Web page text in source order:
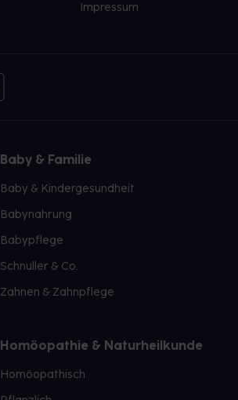
Impressum
Baby & Familie
Baby & Kindergesundheit
Babynahrung
Babypflege
Schnuller & Co.
Zahnen & Zahnpflege
Homöopathie & Naturheilkunde
Homöopathisch